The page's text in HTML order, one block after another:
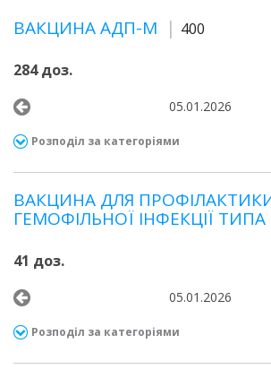
ВАКЦИНА АДП-М 400
284 доз.
05.01.2026
Розподіл за категоріями
ВАКЦИНА ДЛЯ
ГЕМОФІЛЬНОЇ ІНФЕКЦІЇ ТИПА
41 доз.
05.01.2026
Розподіл за категоріями